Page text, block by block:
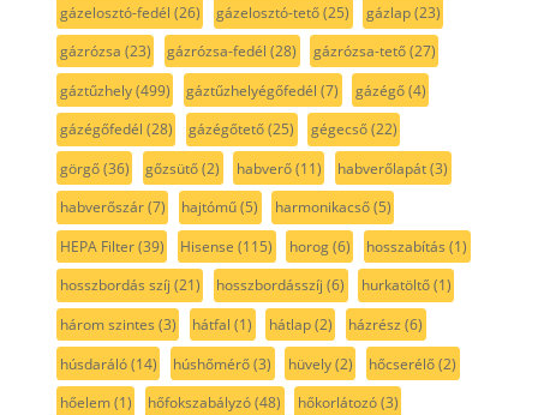
gázelosztó-fedél (26) gázelosztó-tető(25) gázlap(23)
gázrózsa (23) gázrózsa-fedél (28) gázrózsa-tető(27)
gáztűzhely(499) gáztűzhelyégőfedél (7) gázégő(4)
gázégőfedél (28) gázégőtető(25) gégecső(22)
görgő(36) gőzsütő(2) habverő(11) habverőlapát(3)
habverőszár(7) hajtómű(5) harmonikacső(5)
HEPA Filter(39) Hisense (115) horog(6) hosszabítás (1)
hosszbordás szíj (21) hosszbordásszíj (6) hurkatöltő(1)
három szintes (3) hátfal (1) hátlap(2) házrész (6)
húsdaráló(14) húshőmérő(3) hüvely(2) hőcserélő(2)
hőelem(1) hőfokszabályzó(48) hőkorlátozó(3)